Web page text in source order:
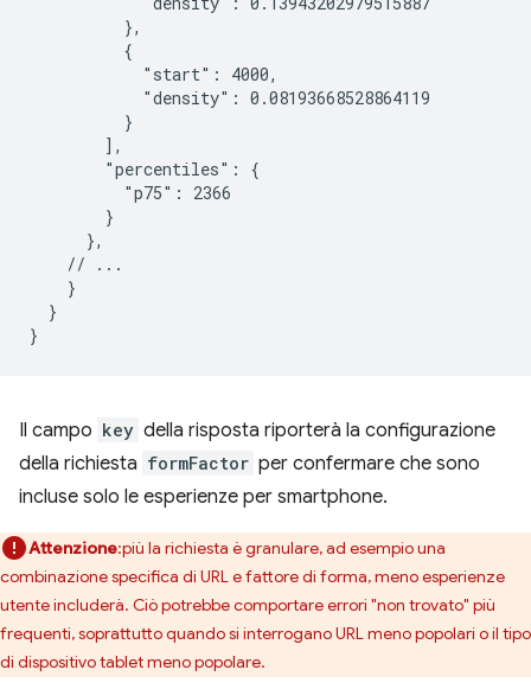
          },
          {
            "start": 4000,
            "density": 0.08193668528864119
          }
        ],
        "percentiles": {
          "p75": 2366
        }
      },
    // ...
    }
  }
Il campo key della risposta riporterà la configurazione
della richiesta formFactor per confermare che sono
incluse solo le esperienze per smartphone.
Attenzione:più la richiesta è granulare, ad esempio una
combinazione specifica di URL e fattore di forma, meno esperienze
utente includerà. Ciò potrebbe comportare errori "non trovato" più
frequenti, soprattutto quando si interrogano URL meno popolari o il tipo
di dispositivo tablet meno popolare.